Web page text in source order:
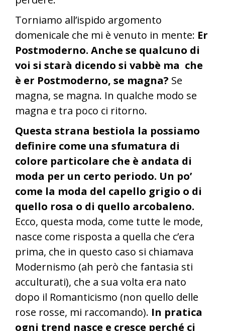
Torniamo all’ispido argomento
domenicale che mi è venuto in mente: Er
Postmoderno. Anche se qualcuno di
voi si starà dicendo si vabbè ma che
è er Postmoderno, se magna? Se
magna, se magna. In qualche modo se
magna e tra poco ci ritorno.
Questa strana bestiola la possiamo
definire come una sfumatura di
colore particolare che è andata di
moda per un certo periodo. Un po’
come la moda del capello grigio o di
quello rosa o di quello arcobaleno.
Ecco, questa moda, come tutte le mode,
nasce come risposta a quella che c’era
prima, che in questo caso si chiamava
Modernismo (ah però che fantasia sti
acculturati), che a sua volta era nato
dopo il Romanticismo (non quello delle
rose rosse, mi raccomando). In pratica
ogni trend nasce e cresce perché ci